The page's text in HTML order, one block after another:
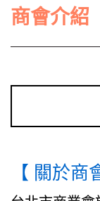
商會介紹
【 關於商